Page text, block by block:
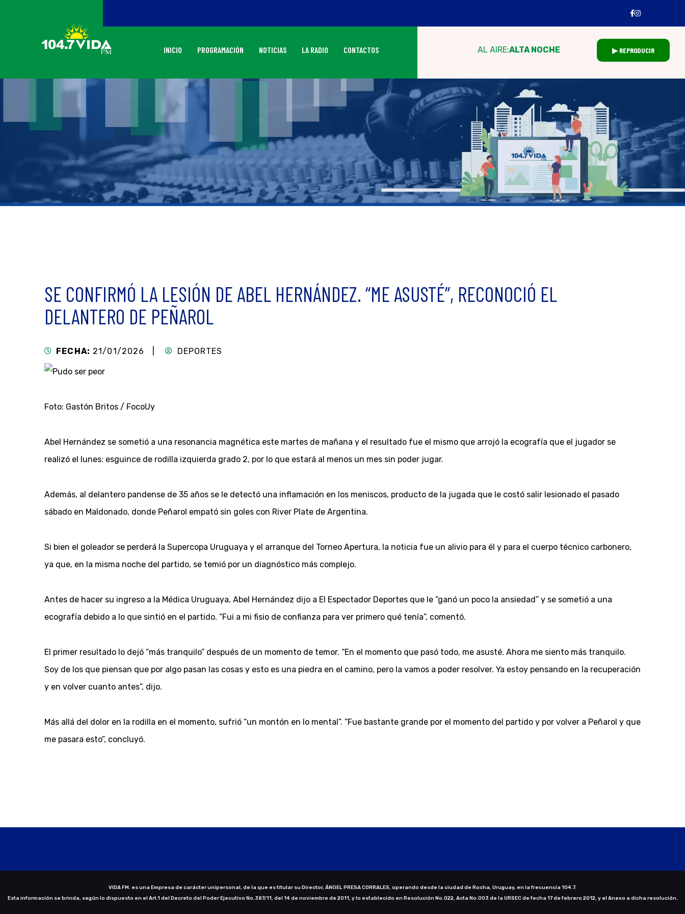
INICIO PROGRAMACIÓN NOTICIAS LA RADIO CONTACTOS AL AIRE:ALTA NOCHE ▶ REPRODUCIR
SE CONFIRMÓ LA LESIÓN DE ABEL HERNÁNDEZ. “ME ASUSTÉ”, RECONOCIÓ EL
DELANTERO DE PEÑAROL
FECHA: 21/01/2026 | DEPORTES
Foto: Gastón Britos / FocoUy
Abel Hernández se sometió a una resonancia magnética este martes de mañana y el resultado fue el mismo que arrojó la ecografía que el jugador se
realizó el lunes: esguince de rodilla izquierda grado 2, por lo que estará al menos un mes sin poder jugar.
Además, al delantero pandense de 35 años se le detectó una inflamación en los meniscos, producto de la jugada que le costó salir lesionado el pasado
sábado en Maldonado, donde Peñarol empató sin goles con River Plate de Argentina.
Si bien el goleador se perderá la Supercopa Uruguaya y el arranque del Torneo Apertura, la noticia fue un alivio para él y para el cuerpo técnico carbonero,
ya que, en la misma noche del partido, se temió por un diagnóstico más complejo.
Antes de hacer su ingreso a la Médica Uruguaya, Abel Hernández dijo a El Espectador Deportes que le “ganó un poco la ansiedad” y se sometió a una
ecografía debido a lo que sintió en el partido. “Fui a mi fisio de confianza para ver primero qué tenía”, comentó.
El primer resultado lo dejó “más tranquilo” después de un momento de temor. “En el momento que pasó todo, me asusté. Ahora me siento más tranquilo.
Soy de los que piensan que por algo pasan las cosas y esto es una piedra en el camino, pero la vamos a poder resolver. Ya estoy pensando en la recuperación
y en volver cuanto antes”, dijo.
Más allá del dolor en la rodilla en el momento, sufrió “un montón en lo mental”. “Fue bastante grande por el momento del partido y por volver a Peñarol y que
me pasara esto”, concluyó.
VIDA FM. es una Empresa de carácter unipersonal, de la que es titular su Director, ÁNGEL PRESA CORRALES, operando desde la ciudad de Rocha, Uruguay, en la frecuencia 104.7.
Esta información se brinda, según lo dispuesto en el Art.1 del Decreto del Poder Ejecutivo No.387/11, del 14 de noviembre de 2011, y lo establecido en Resolución No.022, Acta No.003 de la URSEC de fecha 17 de febrero 2012, y el Anexo a dicha resolución.